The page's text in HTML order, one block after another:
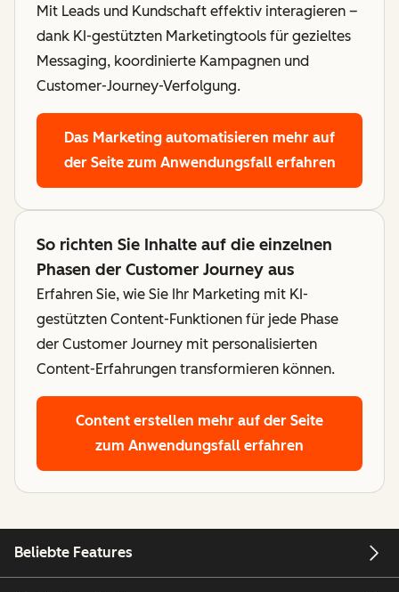
Mit Leads und Kundschaft effektiv interagieren –
dank KI-gestützten Marketingtools für gezieltes
Messaging, koordinierte Kampagnen und
Customer-Journey-Verfolgung.
Das Marketing automatisieren mehr auf
der Seite zum Anwendungsfall erfahren
So richten Sie Inhalte auf die einzelnen
Phasen der Customer Journey aus
Erfahren Sie, wie Sie Ihr Marketing mit KI-
gestützten Content-Funktionen für jede Phase
der Customer Journey mit personalisierten
Content-Erfahrungen transformieren können.
Content erstellen mehr auf der Seite
zum Anwendungsfall erfahren
Beliebte Features